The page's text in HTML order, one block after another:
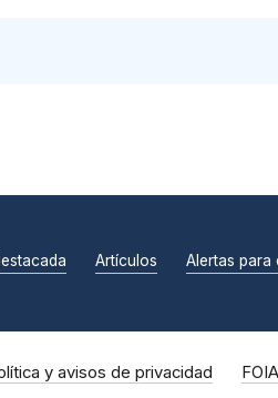
Artículos Alertas para
y avisos de privacidad FOIA